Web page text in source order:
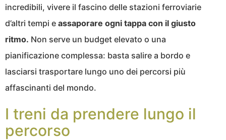
incredibili, vivere il fascino delle stazioni ferroviarie
d’altri tempi e assaporare ogni tappa con il giusto
ritmo. Non serve un budget elevato o una
pianificazione complessa: basta salire a bordo e
lasciarsi trasportare lungo uno dei percorsi più
affascinanti del mondo.
I treni da prendere lungo il
percorso